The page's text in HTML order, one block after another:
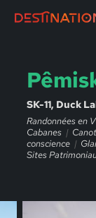
SK-11, Duck
Randonnées en
Cabanes
Canot
conscience
Sites